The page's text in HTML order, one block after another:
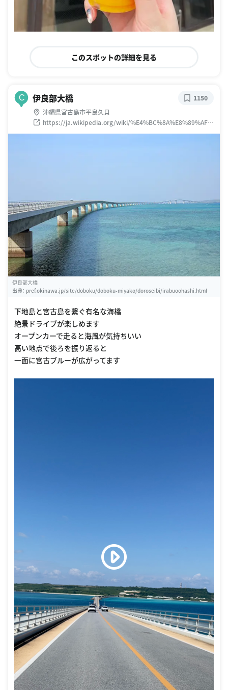
このスポットの詳細を見る
C 伊良部大橋
沖縄県宮古島市平良久貝
https://ja.wikipedia.org/wiki/%E4%BC%8A%E8%89%AF%
E9%83%A8%E5%A4%A7%E6%A9%8B
1150
伊良部大橋
出典： pref.okinawa.jp/site/doboku/doboku-miyako/doroseibi/irabuoohashi.html
下地島と宮古島を繋ぐ有名な海橋
絶景ドライブが楽しめます
オープンカーで走ると海風が気持ちいい
高い地点で後ろを振り返ると
一面に宮古ブルーが広がってます